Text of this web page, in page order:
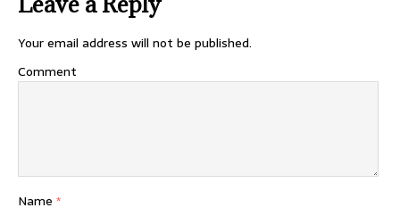
Your email address will not be published.
Comment
Name *